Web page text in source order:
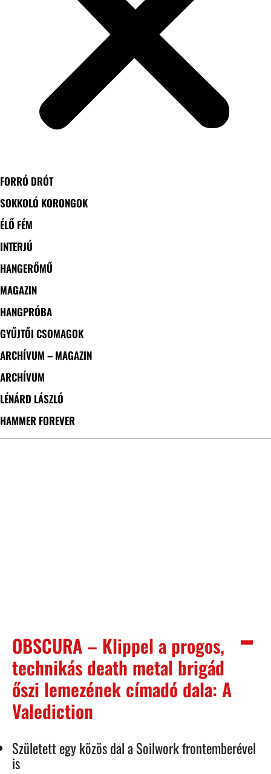
FORRÓ DRÓT
SOKKOLÓ KORONGOK
ÉLŐ FÉM
INTERJÚ
HANGERŐMŰ
MAGAZIN
HANGPRÓBA
GYŰJTŐI CSOMAGOK
ARCHÍVUM – MAGAZIN
ARCHÍVUM
LÉNÁRD LÁSZLÓ
HAMMER FOREVER
OBSCURA – Klippel a progos,
technikás death metal brigád
őszi lemezének címadó dala: A
Valediction
Született egy közös dal a Soilwork frontemberével
is